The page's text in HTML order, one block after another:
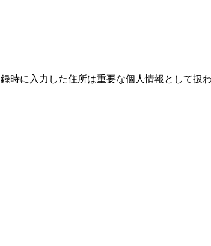
時に入力した住所は重要な個人情報として